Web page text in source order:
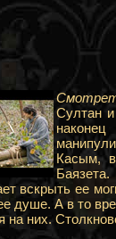
Султан
Касым,
вскрыть ее
душе. А в то
на них.